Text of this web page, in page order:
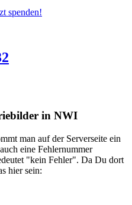
spenden!
in NWI
man auf der Serverseite ein
eine Fehlernummer
"kein Fehler". Da Du dort
hier sein: